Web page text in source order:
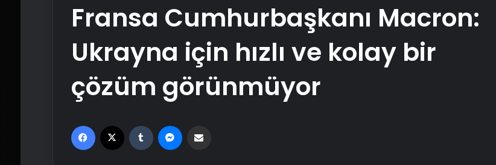
Fransa Cumhurbaşkanı Macron:
Ukrayna için hızlı ve kolay bir
çözüm görünmüyor
Facebook Tumblr